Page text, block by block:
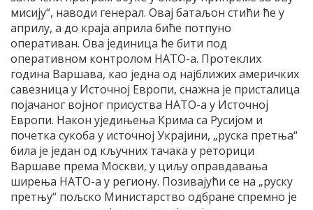
мисију“, наводи генерал. Овај батаљон стићи ће у
априлу, а до краја априла биће потпуно
оперативан. Ова јединица ће бити под
оперативном контролом НАТО-а. Протеклих
година Варшава, као једна од најближих америчких
савезница у Источној Европи, снажна је присталица
појачаног војног присуства НАТО-а у Источној
Европи. Након уједињења Крима са Русијом и
почетка сукоба у источној Украјини, „руска претња“
била је један од кључних тачака у реторици
Варшаве према Москви, у циљу оправдавања
ширења НАТО-а у региону. Позивајући се на „руску
претњу“ пољско Министарство одбране спремно је